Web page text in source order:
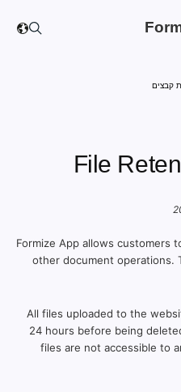
קבצים
File
Formize App allows customers
other document operations.
All files uploaded to the
24 hours before being
files are not accessible to